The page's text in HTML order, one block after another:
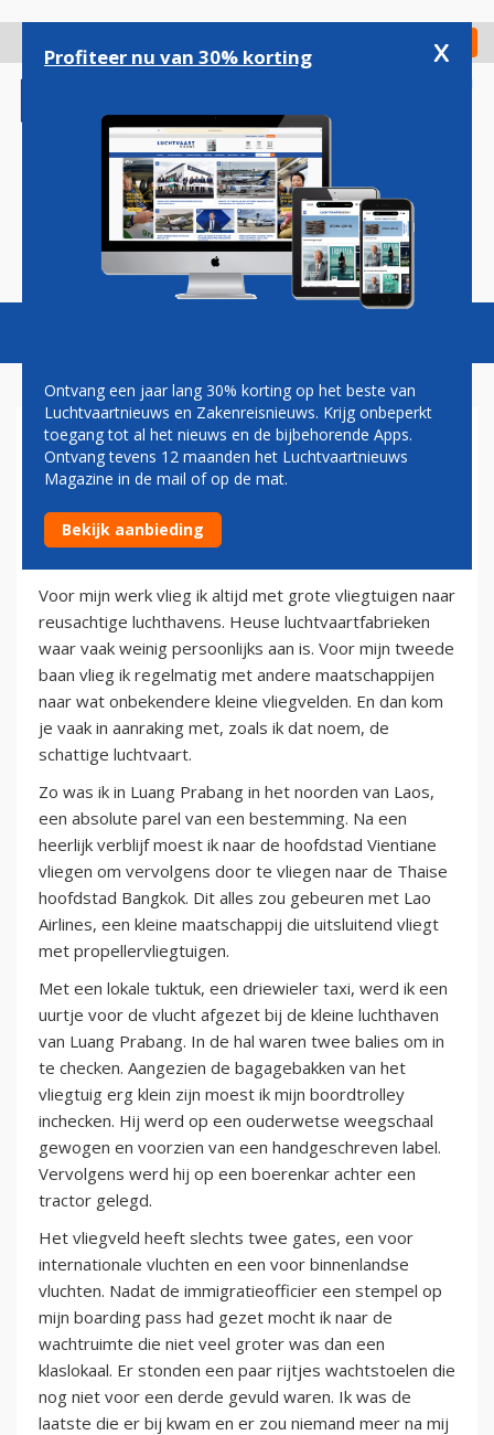
gaan
Check in
Magazine Podcasts Vacatures
DIEDERIK SWART: SCHATTIGE
LUCHTVAART
22 juni 2011
Voor mijn werk vlieg ik altijd met grote vliegtuigen naar
reusachtige luchthavens. Heuse luchtvaartfabrieken
waar vaak weinig persoonlijks aan is. Voor mijn tweede
baan vlieg ik regelmatig met andere maatschappijen
naar wat onbekendere kleine vliegvelden. En dan kom
je vaak in aanraking met, zoals ik dat noem, de
schattige luchtvaart.
Zo was ik in Luang Prabang in het noorden van Laos,
een absolute parel van een bestemming. Na een
heerlijk verblijf moest ik naar de hoofdstad Vientiane
vliegen om vervolgens door te vliegen naar de Thaise
hoofdstad Bangkok. Dit alles zou gebeuren met Lao
Airlines, een kleine maatschappij die uitsluitend vliegt
met propellervliegtuigen.
Met een lokale tuktuk, een driewieler taxi, werd ik een
uurtje voor de vlucht afgezet bij de kleine luchthaven
van Luang Prabang. In de hal waren twee balies om in
te checken. Aangezien de bagagebakken van het
vliegtuig erg klein zijn moest ik mijn boordtrolley
inchecken. Hij werd op een ouderwetse weegschaal
gewogen en voorzien van een handgeschreven label.
Vervolgens werd hij op een boerenkar achter een
tractor gelegd.
Het vliegveld heeft slechts twee gates, een voor
internationale vluchten en een voor binnenlandse
vluchten. Nadat de immigratieofficier een stempel op
mijn boarding pass had gezet mocht ik naar de
wachtruimte die niet veel groter was dan een
klaslokaal. Er stonden een paar rijtjes wachtstoelen die
nog niet voor een derde gevuld waren. Ik was de
laatste die er bij kwam en er zou niemand meer na mij
Profiteer nu van 30% korting x
Ontvang een jaar lang 30% korting op het beste van
Luchtvaartnieuws en Zakenreisnieuws. Krijg onbeperkt
toegang tot al het nieuws en de bijbehorende Apps.
Ontvang tevens 12 maanden het Luchtvaartnieuws
Magazine in de mail of op de mat.
Bekijk aanbieding